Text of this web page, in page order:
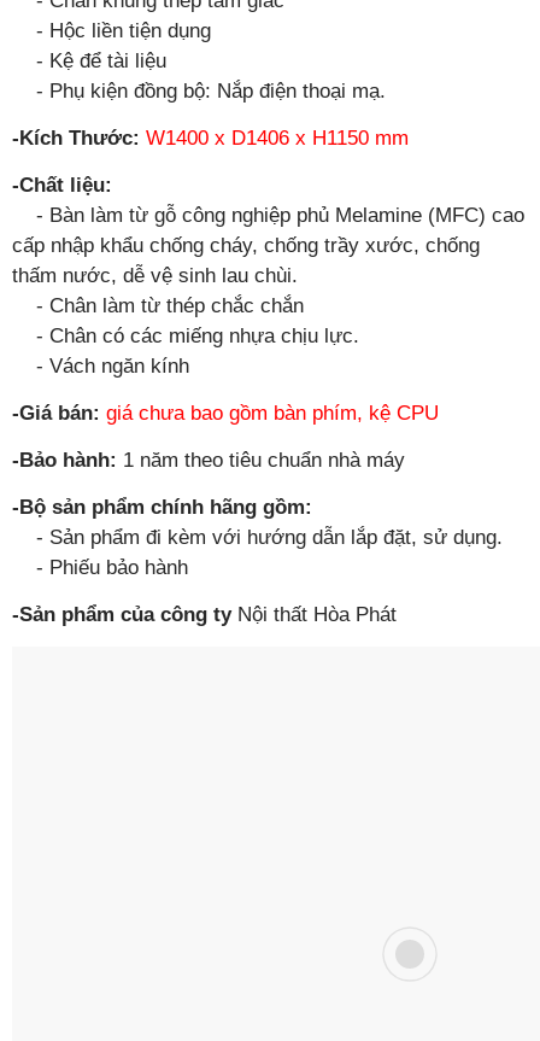
- Hộc liền tiện dụng
- Kệ để tài liệu
- Phụ kiện đồng bộ: Nắp điện thoại mạ.
-Kích Thước: W1400 x D1406 x H1150 mm
-Chất liệu:
- Bàn làm từ gỗ công nghiệp phủ Melamine (MFC) cao
cấp nhập khẩu chống cháy, chống trầy xước, chống
thấm nước, dễ vệ sinh lau chùi.
- Chân làm từ thép chắc chắn
- Chân có các miếng nhựa chịu lực.
- Vách ngăn kính
-Giá bán: giá chưa bao gồm bàn phím, kệ CPU
-Bảo hành: 1 năm theo tiêu chuẩn nhà máy
-Bộ sản phẩm chính hãng gồm:
- Sản phẩm đi kèm với hướng dẫn lắp đặt, sử dụng.
- Phiếu bảo hành
-Sản phẩm của công ty Nội thất Hòa Phát